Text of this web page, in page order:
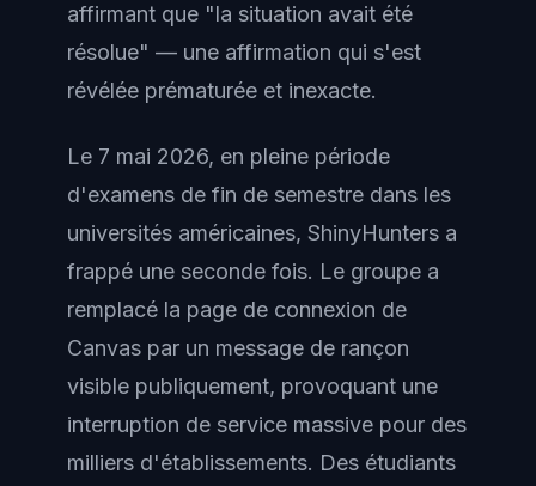
affirmant que "la situation avait été
résolue" — une affirmation qui s'est
révélée prématurée et inexacte.
Le 7 mai 2026, en pleine période
d'examens de fin de semestre dans les
universités américaines, ShinyHunters a
frappé une seconde fois. Le groupe a
remplacé la page de connexion de
Canvas par un message de rançon
visible publiquement, provoquant une
interruption de service massive pour des
milliers d'établissements. Des étudiants